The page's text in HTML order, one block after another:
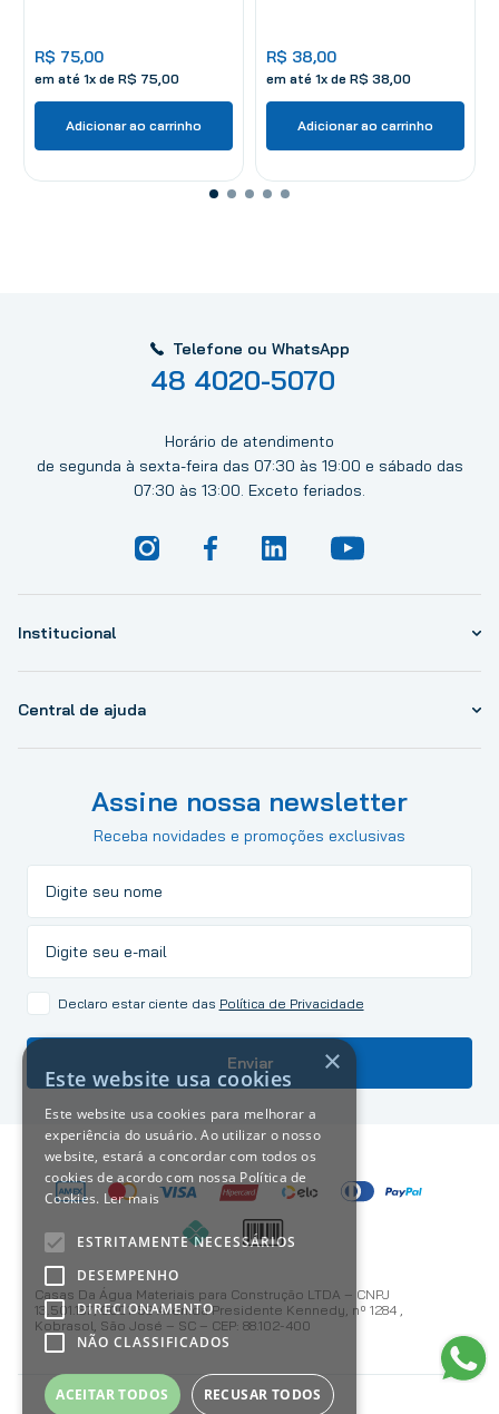
R$ 75,00
em até 1x de R$ 75,00
Adicionar ao carrinho
R$ 38,00
em até 1x de R$ 38,00
Adicionar ao carrinho
Telefone ou WhatsApp
48 4020-5070
Horário de atendimento
de segunda à sexta-feira das 07:30 às 19:00 e sábado das
07:30 às 13:00. Exceto feriados.
Institucional
Central de ajuda
Assine nossa newsletter
Receba novidades e promoções exclusivas
Declaro estar ciente das Política de Privacidade
Enviar
Casas Da Água Materiais para Construção LTDA – CNPJ
13.501.187/0001-59 Avenida Presidente Kennedy, nº 1284 ,
Kobrasol, São José – SC – CEP: 88.102-400
×
Este website usa cookies
Este website usa cookies para melhorar a
experiência do usuário. Ao utilizar o nosso
website, estará a concordar com todos os
cookies de acordo com nossa Política de
Cookies. Ler mais
ESTRITAMENTE NECESSÁRIOS
DESEMPENHO
DIRECIONAMENTO
NÃO CLASSIFICADOS
ACEITAR TODOS RECUSAR TODOS